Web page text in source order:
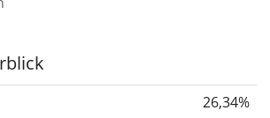
usw.) in der Vergangenheit
als risikoreicher. Wir
26,34%